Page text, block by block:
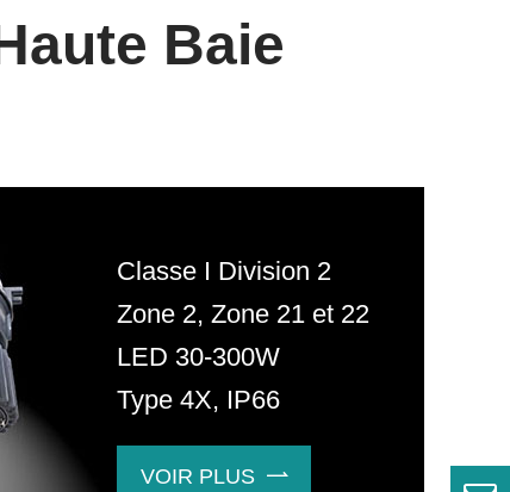
Baie
Classe I Division 2
Zone 2, Zone 21 et 22
LED 30-300W
Type 4X, IP66
VOIR PLUS 